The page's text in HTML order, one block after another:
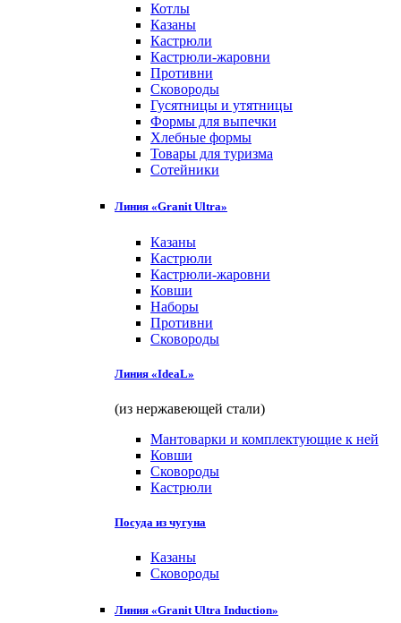
Котлы
Казаны
Кастрюли
Кастрюли-жаровни
Противни
Сковороды
Гусятницы и утятницы
Формы для выпечки
Хлебные формы
Товары для туризма
Сотейники
Линия «Granit Ultra»
Казаны
Кастрюли
Кастрюли-жаровни
Ковши
Наборы
Противни
Сковороды
Линия «IdeaL»
(из нержавеющей стали)
Мантоварки и комплектующие к ней
Ковши
Сковороды
Кастрюли
Посуда из чугуна
Казаны
Сковороды
Линия «Granit Ultra Induction»